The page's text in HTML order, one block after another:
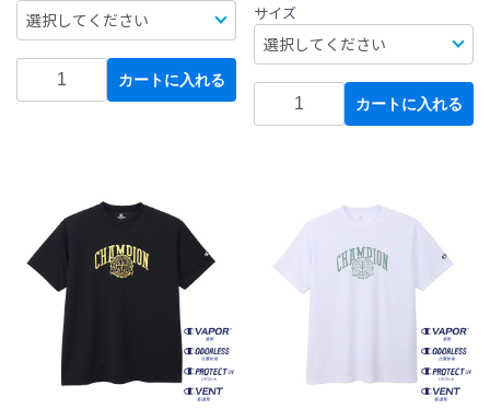
カートに入れる
サイズ
カートに入れる